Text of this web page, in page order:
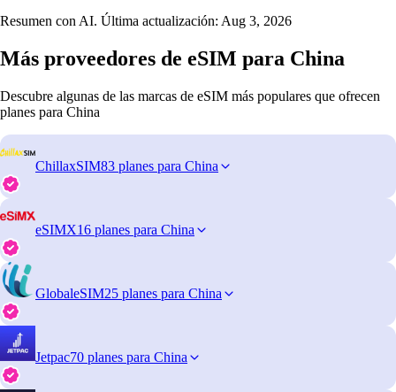
Resumen con AI. Última actualización: Aug 3, 2026
Más proveedores de eSIM para China
Descubre algunas de las marcas de eSIM más populares que ofrecen
planes para China
ChillaxSIM83 planes para China
eSIMX16 planes para China
GlobaleSIM25 planes para China
Jetpac70 planes para China